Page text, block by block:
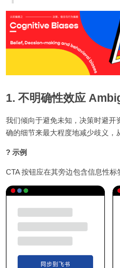
1. 不明确性效应
我们倾向于避免未知，决策时避开
确的细节来最大程度地减少歧义，
? 示例
CTA 按钮应在其旁边包含信息性标